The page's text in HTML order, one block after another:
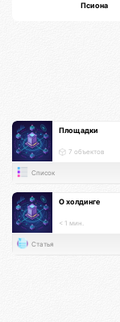
Псиона
Площадки
7 объектов
Список
О холдинге
< 1 мин.
Статья